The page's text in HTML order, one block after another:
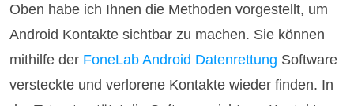
Oben habe ich Ihnen die Methoden vorgestellt, um
Android Kontakte sichtbar zu machen. Sie können
mithilfe der FoneLab Android Datenrettung Software
versteckte und verlorene Kontakte wieder finden. In